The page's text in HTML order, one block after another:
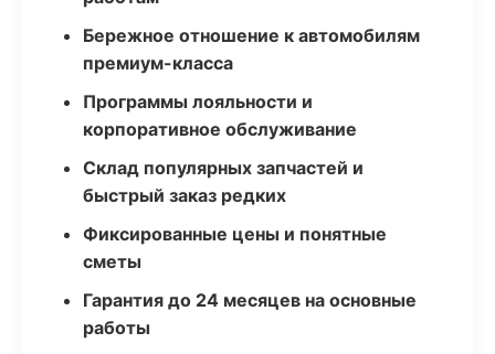
Бережное отношение к автомобилям
премиум-класса
Программы лояльности и
корпоративное обслуживание
Склад популярных запчастей и
быстрый заказ редких
Фиксированные цены и понятные
сметы
Гарантия до 24 месяцев на основные
работы